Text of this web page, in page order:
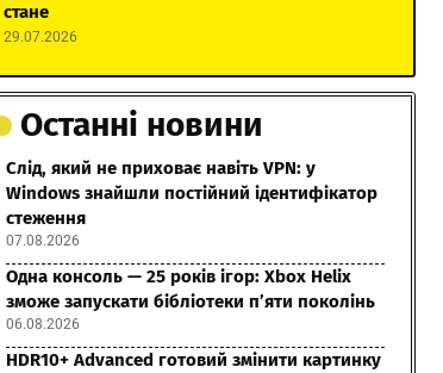
стане
29.07.2026
Останні новини
Слід, який не приховає навіть VPN: у
Windows знайшли постійний ідентифікатор
стеження
07.08.2026
Одна консоль — 25 років ігор: Xbox Helix
зможе запускати бібліотеки п’яти поколінь
06.08.2026
HDR10+ Advanced готовий змінити картинку